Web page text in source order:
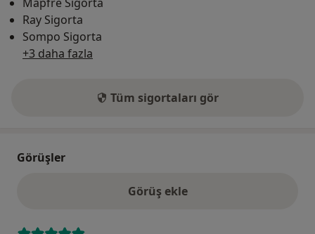
Ray Sigorta
Sompo Sigorta
+3 daha fazla
Tüm sigortaları gör
Görüşler
Görüş ekle